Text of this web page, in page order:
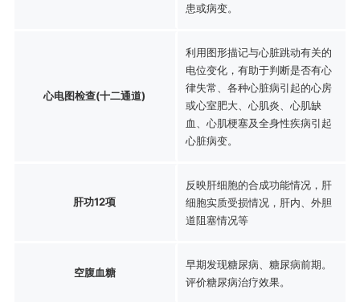
患或病变。
心电图检查(十二通道)
利用图形描记与心脏跳动有关的
电位变化，有助于判断是否有心
律失常、各种心脏病引起的心房
或心室肥大、心肌炎、心肌缺
血、心肌梗塞及全身性疾病引起
心脏病变。
肝功12项
反映肝细胞的合成功能情况，肝
细胞实质受损情况，肝内、外胆
道阻塞情况等
空腹血糖
早期发现糖尿病、糖尿病前期。
评价糖尿病治疗效果。